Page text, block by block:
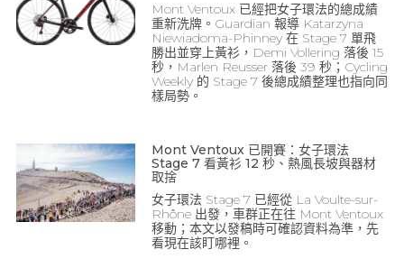
Mont Ventoux 已經把女子環法的總成績
重新洗牌。Guardian 報導 Katarzyna
Niewiadoma-Phinney 在 Stage 7 單飛
勝出並穿上黃衫，Demi Vollering 落後 15
秒，Marlen Reusser 落後 39 秒；Cycling
Weekly 的 Stage 7 後總成績整理也指向同
樣局勢。
Mont Ventoux 已開賽：女子環法
Stage 7 看黃衫 12 秒、熱風長坡與器材
取捨
女子環法 Stage 7 已經從 La Voulte-sur-
Rhône 出發，車群正在往 Mont Ventoux
移動；本文以發稿時可確認資料為準，先
看現在該盯哪裡。